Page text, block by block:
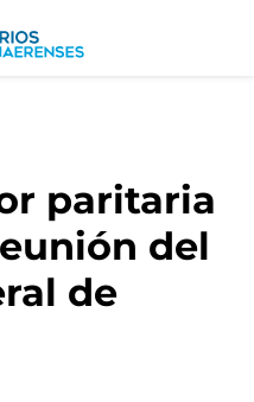
paritaria
del
de